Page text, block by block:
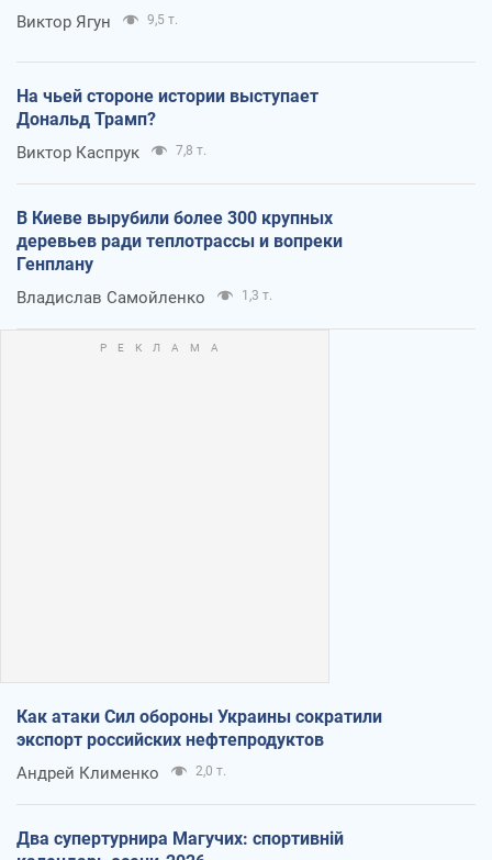
Виктор Ягун 9,5 т.
На чьей стороне истории выступает
Дональд Трамп?
Виктор Каспрук 7,8 т.
В Киеве вырубили более 300 крупных
деревьев ради теплотрассы и вопреки
Генплану
Владислав Самойленко 1,3 т.
Как атаки Сил обороны Украины сократили
экспорт российских нефтепродуктов
Андрей Клименко 2,0 т.
Два супертурнира Магучих: спортивній